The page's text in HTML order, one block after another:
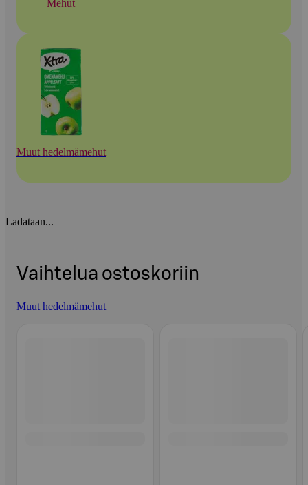
Mehut
Muut hedelmämehut
Ladataan...
Vaihtelua ostoskoriin
Muut hedelmämehut